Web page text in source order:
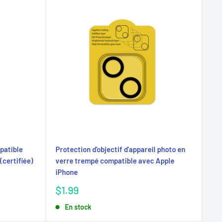
(certifiée)
Protection d'objectif d'appareil photo en
verre trempé compatible avec Apple
iPhone
Prix
$1.99
En stock